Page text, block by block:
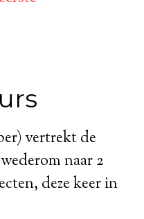
vertrekt de
naar 2
deze keer in